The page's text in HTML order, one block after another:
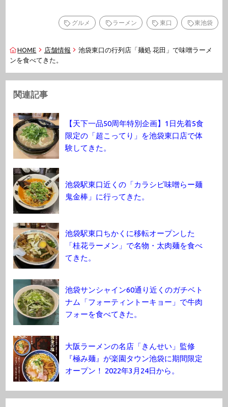
グルメ ラーメン 東口 東池袋
HOME 店舗情報
池袋東口の行列店「麺処 花田」で味噌ラーメ
ンを食べてきた。
関連記事
【天下一品50周年特別企画】1日先着5食
限定の「超こってり」を池袋東口店で体
験してきた。
池袋駅東口近くの「カラシビ味噌らー麺
鬼金棒」に行ってきた。
池袋駅東口ちかくに移転オープンした
「桂花ラーメン」で名物・太肉麺を食べ
てきた。
池袋サンシャイン60通り近くのガチベト
ナム「フォーティントーキョー」で牛肉
フォーを食べてきた。
大阪ラーメンの名店「きんせい」監修
『極み麺』が楽園タウン池袋に期間限定
オープン！ 2022年3月24日から。